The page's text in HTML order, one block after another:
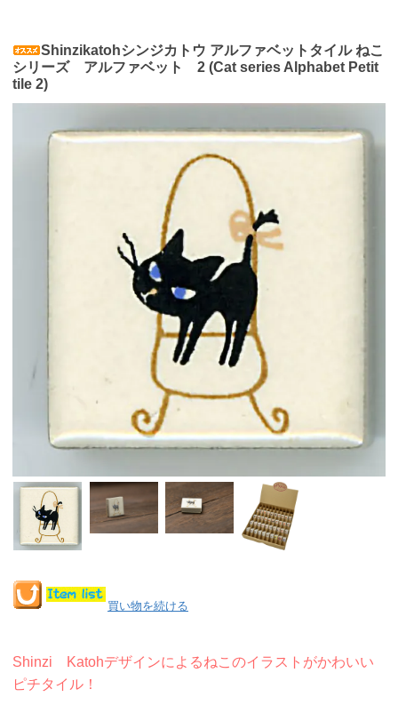
Shinzikatohシンジカトウ アルファベットタイル ねこ
シリーズ アルファベット 2 (Cat series Alphabet Petit
tile 2)
買い物を続ける
Shinzi Katohデザインによるねこのイラストがかわいい
ピチタイル！